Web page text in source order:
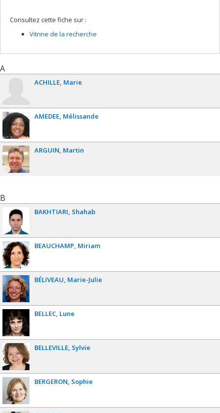
Consultez cette fiche sur :
Vitrine de la recherche
A
ACHILLE Marie
AMEDEE Mélissande
ARGUIN Martin
B
BAKHTIARI Shahab
BEAUCHAMP Miriam
BÉLIVEAU Marie-Julie
BELLEC Lune
BELLEVILLE Sylvie
BERGERON Sophie